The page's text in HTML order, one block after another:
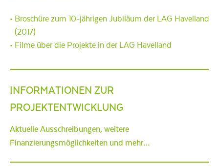
Broschüre zum 10-jährigen Jubiläum der LAG Havelland
(2017)
Filme über die Projekte in der LAG Havelland
INFORMATIONEN ZUR
PROJEKTENTWICKLUNG
Aktuelle Ausschreibungen, weitere
Finanzierungsmöglichkeiten und mehr…